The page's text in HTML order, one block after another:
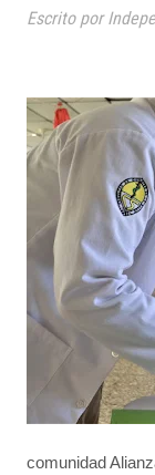
Escrito por
comunidad